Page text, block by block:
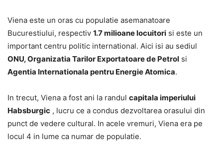
Viena este un oras cu populatie asemanatoare
Bucurestiului, respectiv 1.7 milioane locuitori si este un
important centru politic international. Aici isi au sediul
ONU, Organizatia Tarilor Exportatoare de Petrol si
Agentia Internationala pentru Energie Atomica.
In trecut, Viena a fost ani la randul capitala imperiului
Habsburgic , lucru ce a condus dezvoltarea orasului din
punct de vedere cultural. In acele vremuri, Viena era pe
locul 4 in lume ca numar de populatie.